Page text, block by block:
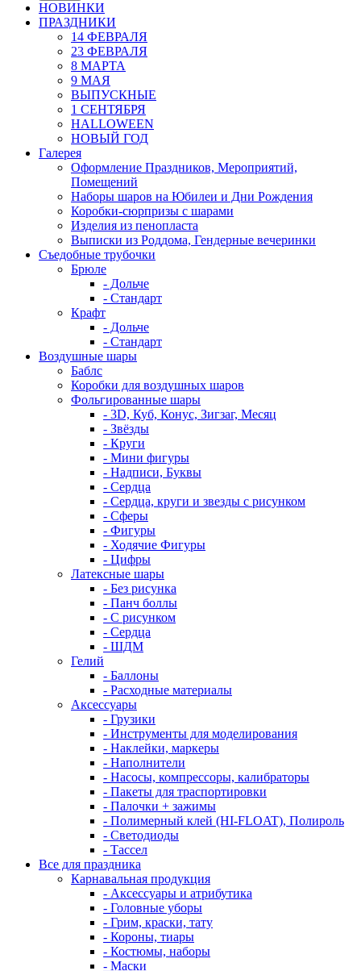
НОВИНКИ
ПРАЗДНИКИ
14 ФЕВРАЛЯ
23 ФЕВРАЛЯ
8 МАРТА
9 МАЯ
ВЫПУСКНЫЕ
1 СЕНТЯБРЯ
HALLOWEEN
НОВЫЙ ГОД
Галерея
Оформление Праздников, Мероприятий,
Помещений
Наборы шаров на Юбилеи и Дни Рождения
Коробки-сюрпризы с шарами
Изделия из пенопласта
Выписки из Роддома, Гендерные вечеринки
Съедобные трубочки
Брюле
- Дольче
- Стандарт
Крафт
- Дольче
- Стандарт
Воздушные шары
Баблс
Коробки для воздушных шаров
Фольгированные шары
- 3D, Куб, Конус, Зигзаг, Месяц
- Звёзды
- Круги
- Мини фигуры
- Надписи, Буквы
- Сердца
- Сердца, круги и звезды с рисунком
- Сферы
- Фигуры
- Ходячие Фигуры
- Цифры
Латексные шары
- Без рисунка
- Панч боллы
- С рисунком
- Сердца
- ШДМ
Гелий
- Баллоны
- Расходные материалы
Аксессуары
- Грузики
- Инструменты для моделирования
- Наклейки, маркеры
- Наполнители
- Насосы, компрессоры, калибраторы
- Пакеты для траспортировки
- Палочки + зажимы
- Полимерный клей (HI-FLOAT), Полироль
- Светодиоды
- Тассел
Все для праздника
Карнавальная продукция
- Аксессуары и атрибутика
- Головные уборы
- Грим, краски, тату
- Короны, тиары
- Костюмы, наборы
- Маски